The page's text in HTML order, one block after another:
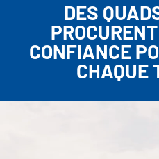
DES
CONFIANCE
CHAQUE